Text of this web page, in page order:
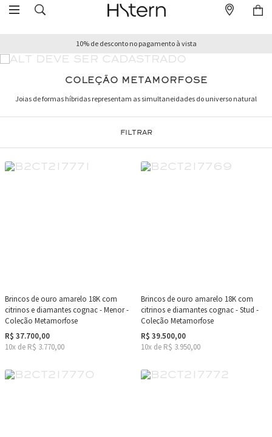
10% de desconto no pagamento à vista
COLEÇÃO METAMORFOSE
Joias de formas híbridas representam as simultaneidades do universo natural
FILTRAR
Brincos de ouro amarelo 18K com
citrinos e diamantes cognac - Menor -
Coleção Metamorfose
R$ 37.700,00
10x de R$ 3.770,00
Brincos de ouro amarelo 18K com
citrinos e diamantes cognac - Stud -
Coleção Metamorfose
R$ 39.500,00
10x de R$ 3.950,00